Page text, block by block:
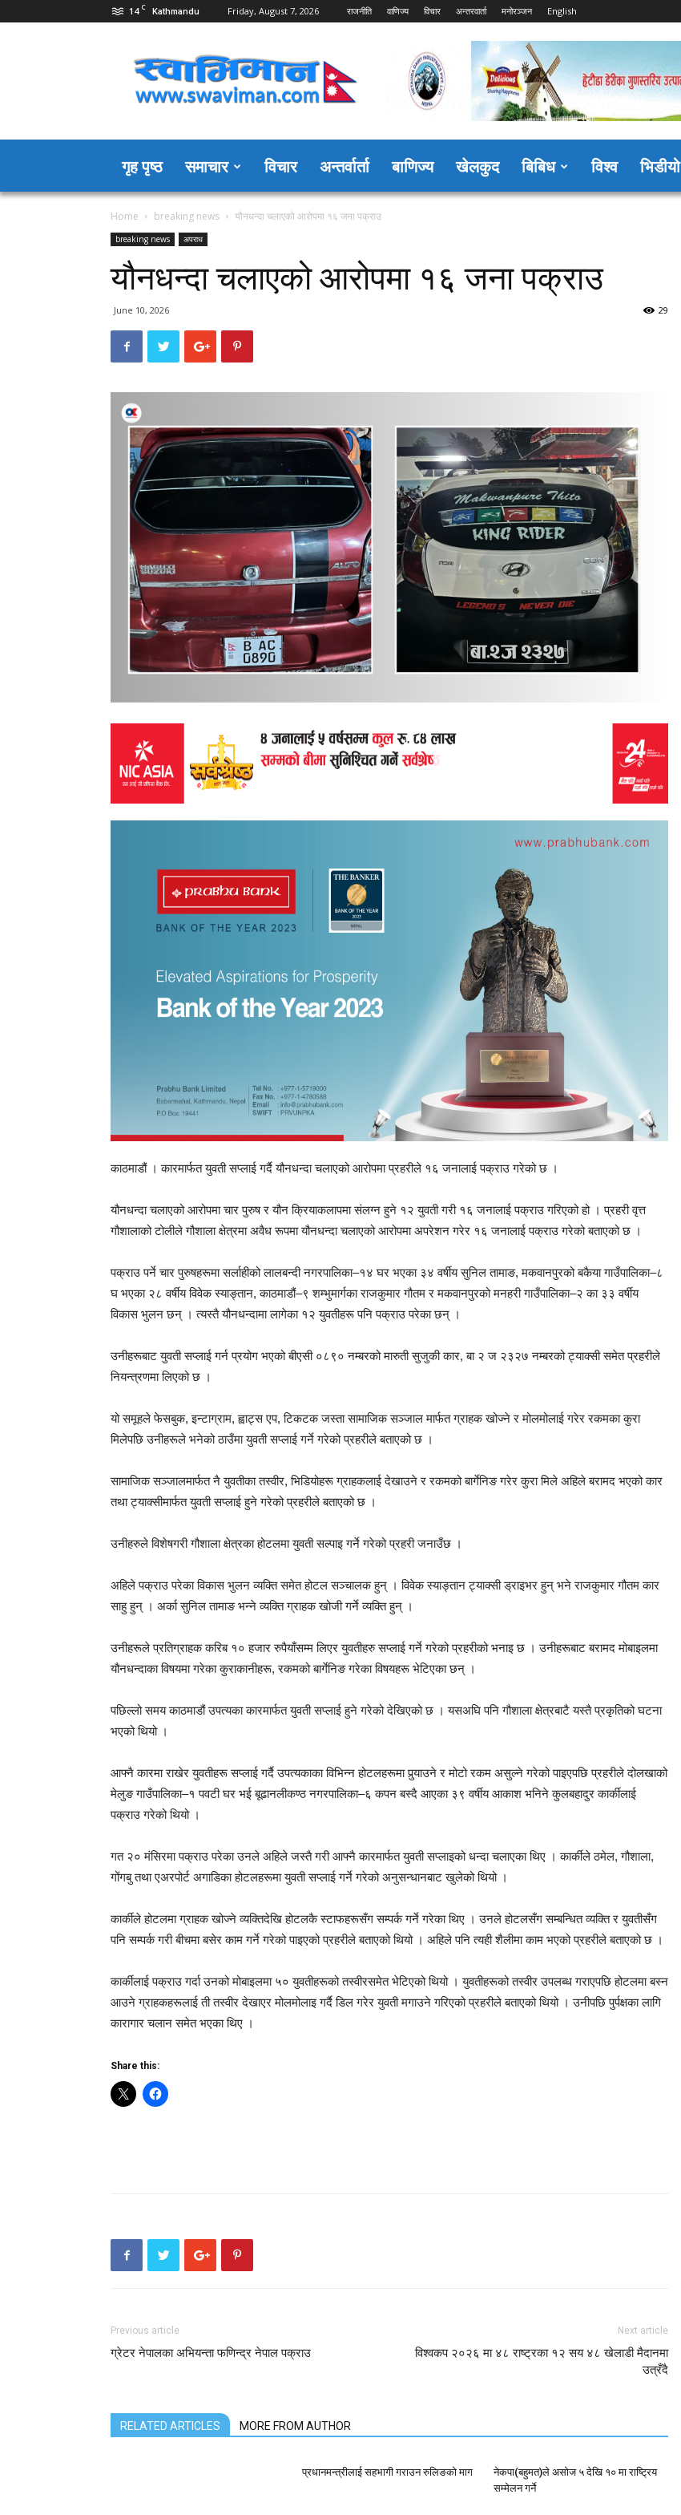
14 C Kathmandu Friday, August 7, 2026 राजनीति वाणिज्य विचार अन्तरवार्ता मनोरञ्जन English
Swaviman
Nepal
गृह पृष्ठ समाचार विचार अन्तर्वार्ता बाणिज्य खेलकुद बिबिध विश्व भिडीयो
Home breaking news यौनधन्दा चलाएको आरोपमा १६ जना पक्राउ
breaking news अपराध
यौनधन्दा चलाएको आरोपमा १६ जना पक्राउ
June 10, 2026 29
काठमाडौं । कारमार्फत युवती सप्लाई गर्दै यौनधन्दा चलाएको आरोपमा प्रहरीले १६ जनालाई पक्राउ गरेको छ ।
यौनधन्दा चलाएको आरोपमा चार पुरुष र यौन क्रियाकलापमा संलग्न हुने १२ युवती गरी १६ जनालाई पक्राउ गरिएको हो । प्रहरी वृत्त
गौशालाको टोलीले गौशाला क्षेत्रमा अवैध रूपमा यौनधन्दा चलाएको आरोपमा अपरेशन गरेर १६ जनालाई पक्राउ गरेको बताएको छ ।
पक्राउ पर्ने चार पुरुषहरूमा सर्लाहीको लालबन्दी नगरपालिका–१४ घर भएका ३४ वर्षीय सुनिल तामाङ, मकवानपुरको बकैया गाउँपालिका–८
घ भएका २८ वर्षीय विवेक स्याङ्तान, काठमाडौं–९ शम्भुमार्गका राजकुमार गौतम र मकवानपुरको मनहरी गाउँपालिका–२ का ३३ वर्षीय
विकास भुलन छन् । त्यस्तै यौनधन्दामा लागेका १२ युवतीहरू पनि पक्राउ परेका छन् ।
उनीहरूबाट युवती सप्लाई गर्न प्रयोग भएको बीएसी ०८९० नम्बरको मारुती सुजुकी कार, बा २ ज २३२७ नम्बरको ट्याक्सी समेत प्रहरीले
नियन्त्रणमा लिएको छ ।
यो समूहले फेसबुक, इन्टाग्राम, ह्वाट्स एप, टिकटक जस्ता सामाजिक सञ्जाल मार्फत ग्राहक खोज्ने र मोलमोलाई गरेर रकमका कुरा
मिलेपछि उनीहरूले भनेको ठाउँमा युवती सप्लाई गर्ने गरेको प्रहरीले बताएको छ ।
सामाजिक सञ्जालमार्फत नै युवतीका तस्वीर, भिडियोहरू ग्राहकलाई देखाउने र रकमको बार्गेनिङ गरेर कुरा मिले अहिले बरामद भएको कार
तथा ट्याक्सीमार्फत युवती सप्लाई हुने गरेको प्रहरीले बताएको छ ।
उनीहरुले विशेषगरी गौशाला क्षेत्रका होटलमा युवती सल्पाइ गर्ने गरेको प्रहरी जनाउँछ ।
अहिले पक्राउ परेका विकास भुलन व्यक्ति समेत होटल सञ्चालक हुन् । विवेक स्याङ्तान ट्याक्सी ड्राइभर हुन् भने राजकुमार गौतम कार
साहु हुन् । अर्का सुनिल तामाङ भन्ने व्यक्ति ग्राहक खोजी गर्ने व्यक्ति हुन् ।
उनीहरूले प्रतिग्राहक करिब १० हजार रुपैयाँसम्म लिएर युवतीहरु सप्लाई गर्ने गरेको प्रहरीको भनाइ छ । उनीहरूबाट बरामद मोबाइलमा
यौनधन्दाका विषयमा गरेका कुराकानीहरू, रकमको बार्गेनिङ गरेका विषयहरू भेटिएका छन् ।
पछिल्लो समय काठमाडौं उपत्यका कारमार्फत युवती सप्लाई हुने गरेको देखिएको छ । यसअघि पनि गौशाला क्षेत्रबाटै यस्तै प्रकृतिको घटना
भएको थियो ।
आफ्नै कारमा राखेर युवतीहरू सप्लाई गर्दै उपत्यकाका विभिन्न होटलहरूमा पु‍र्‍याउने र मोटो रकम असुल्ने गरेको पाइएपछि प्रहरीले दोलखाको
मेलुङ गाउँपालिका–१ पवटी घर भई बूढानलीकण्ठ नगरपालिका–६ कपन बस्दै आएका ३९ वर्षीय आकाश भनिने कुलबहादुर कार्कीलाई
पक्राउ गरेको थियो ।
गत २० मंसिरमा पक्राउ परेका उनले अहिले जस्तै गरी आफ्नै कारमार्फत युवती सप्लाइको धन्दा चलाएका थिए । कार्कीले ठमेल, गौशाला,
गोंगबु तथा एअरपोर्ट अगाडिका होटलहरूमा युवती सप्लाई गर्ने गरेको अनुसन्धानबाट खुलेको थियो ।
कार्कीले होटलमा ग्राहक खोज्ने व्यक्तिदेखि होटलकै स्टाफहरूसँग सम्पर्क गर्ने गरेका थिए । उनले होटलसँग सम्बन्धित व्यक्ति र युवतीसँग
पनि सम्पर्क गरी बीचमा बसेर काम गर्ने गरेको पाइएको प्रहरीले बताएको थियो । अहिले पनि त्यही शैलीमा काम भएको प्रहरीले बताएको छ ।
कार्कीलाई पक्राउ गर्दा उनको मोबाइलमा ५० युवतीहरूको तस्वीरसमेत भेटिएको थियो । युवतीहरूको तस्वीर उपलब्ध गराएपछि होटलमा बस्न
आउने ग्राहकहरूलाई ती तस्वीर देखाएर मोलमोलाइ गर्दै डिल गरेर युवती मगाउने गरिएको प्रहरीले बताएको थियो । उनीपछि पुर्पक्षका लागि
कारागार चलान समेत भएका थिए ।
Share this:
Previous article
ग्रेटर नेपालका अभियन्ता फणिन्द्र नेपाल पक्राउ
Next article
विश्वकप २०२६ मा ४८ राष्ट्रका १२ सय ४८ खेलाडी मैदानमा
उत्रँदै
RELATED ARTICLES MORE FROM AUTHOR
प्रधानमन्त्रीलाई सहभागी गराउन रुलिङको माग
नेकपा(बहुमत)ले असोज ५ देखि १० मा राष्ट्रिय
सम्मेलन गर्ने